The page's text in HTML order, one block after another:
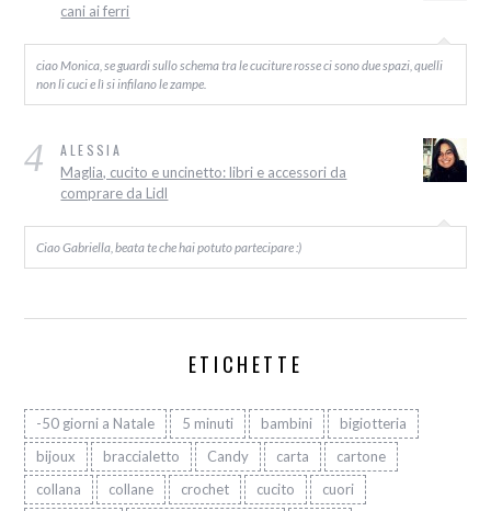
cani ai ferri
ciao Monica, se guardi sullo schema tra le cuciture rosse ci sono due spazi, quelli
non li cuci e lì si infilano le zampe.
4 ALESSIA
Maglia, cucito e uncinetto: libri e accessori da
comprare da Lidl
Ciao Gabriella, beata te che hai potuto partecipare :)
ETICHETTE
-50 giorni a Natale 5 minuti bambini
bigiotteria
bijoux
braccialetto Candy carta
cartone
collana
collane crochet cucito
cuori